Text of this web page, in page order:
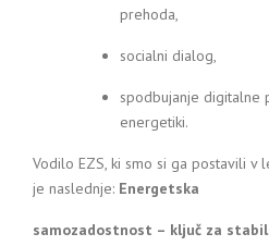
prehoda,
socialni dialog,
spodbujanje digitalne
energetiki.
Vodilo EZS, ki smo si ga postavili v
je naslednje: Energetska
samozadostnost – ključ za